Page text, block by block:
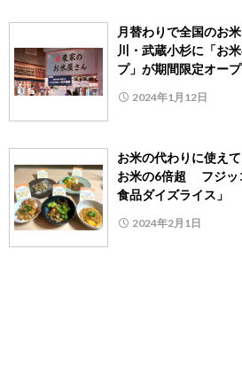
月替わりで全国のお
川・武蔵小杉に「お
プ」が期間限定オー
2024年1月12日
お米の代わりに使え
お米の6倍超 フジッ
食品ダイズライス」
2024年2月1日